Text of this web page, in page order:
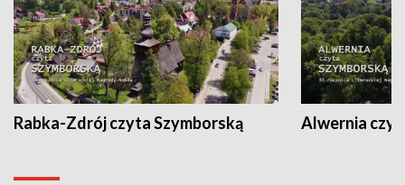
Rabka-Zdrój czyta Szymborską Alwernia